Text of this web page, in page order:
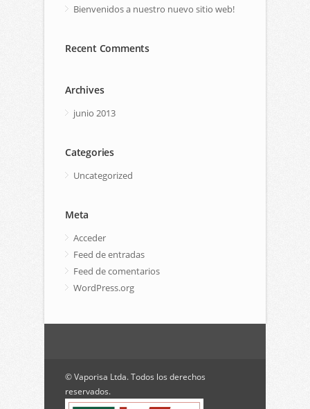
Bienvenidos a nuestro nuevo sitio web!
Recent Comments
Archives
junio 2013
Categories
Uncategorized
Meta
Acceder
Feed de entradas
Feed de comentarios
WordPress.org
© Vaporisa Ltda. Todos los derechos
reservados.